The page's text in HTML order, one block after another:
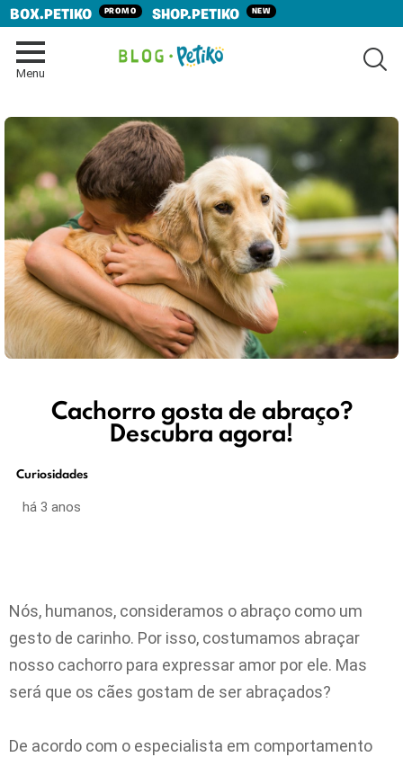
BOX.PETIKO PROMO SHOP.PETIKO NEW
Menu
Cachorro gosta de abraço?
Descubra agora!
Curiosidades
há 3 anos
Nós, humanos, consideramos o abraço como um
gesto de carinho. Por isso, costumamos abraçar
nosso cachorro para expressar amor por ele. Mas
será que os cães gostam de ser abraçados?
De acordo com o especialista em comportamento